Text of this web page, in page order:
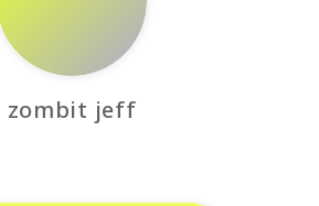
zombit jeff